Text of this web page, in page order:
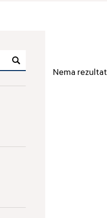
Nema